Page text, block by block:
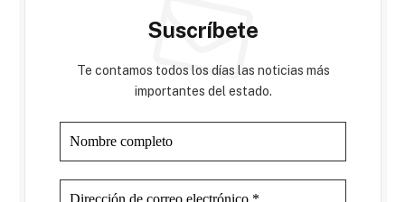
Suscríbete
Te contamos todos los días las noticias más
importantes del estado.